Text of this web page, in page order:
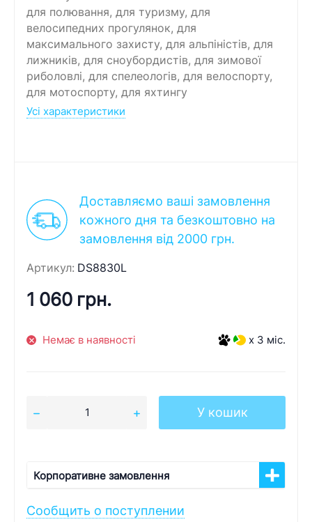
для полювання, для туризму, для
велосипедних прогулянок, для
максимального захисту, для альпіністів, для
лижників, для сноубордистів, для зимової
риболовлі, для спелеологів, для велоспорту,
для мотоспорту, для яхтингу
Усі характеристики
Доставляємо ваші замовлення
кожного дня та безкоштовно на
замовлення від 2000 грн.
Артикул: DS8830L
1 060 грн.
Немає в наявності x 3 міс.
У кошик
Корпоративне замовлення
Сообщить о поступлении